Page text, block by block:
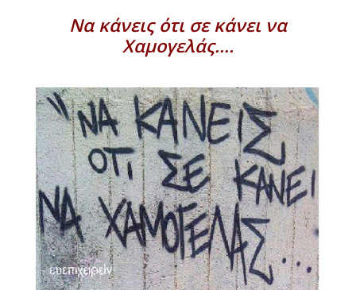
Να κάνεις ότι σε κάνει να
Χαμογελάς….